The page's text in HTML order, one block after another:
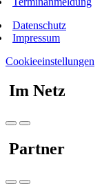
Datenschutz
Impressum
Cookieeinstellungen
Im Netz
Partner